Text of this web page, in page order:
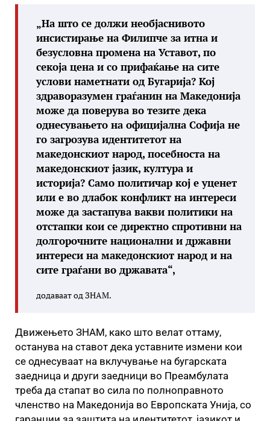
„На што се должи необјаснивото
инсистирање на Филипче за итна и
безусловна промена на Уставот, по
секоја цена и со прифаќање на сите
услови наметнати од Бугарија? Кој
здраворазумен граѓанин на Македонија
може да поверува во тезите дека
однесувањето на официјална Софија не
го загрозува идентитетот на
македонскиот народ, посебноста на
македонскиот јазик, култура и
историја? Само политичар кој е уценет
или е во длабок конфликт на интереси
може да застапува вакви политики на
отстапки кои се директно спротивни на
долгорочните национални и државни
интереси на македонскиот народ и на
сите граѓани во државата“,
додаваат од ЗНАМ.
Движењето ЗНАМ, како што велат оттаму,
останува на ставот дека уставните измени кои
се однесуваат на вклучување на бугарската
заедница и други заедници во Преамбулата
треба да стапат во сила по полноправното
членство на Македонија во Европската Унија, со